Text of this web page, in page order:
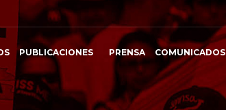
PUBLICACIONES PRENSA COMUNICADOS